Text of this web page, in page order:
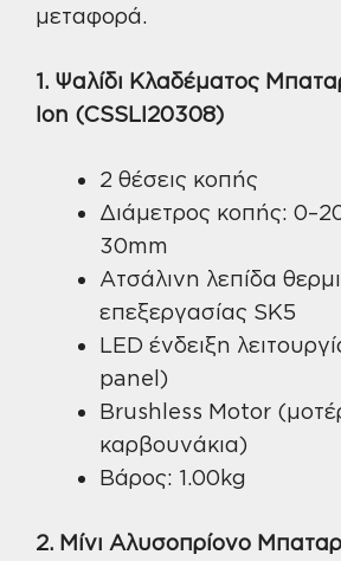
μεταφορά.
1. Ψαλίδι Κλαδέματος
Ion (CSSLI20308)
2 θέσεις κοπής
Διάμετρος κοπής:
30mm
Ατσάλινη λεπίδα
επεξεργασίας SK5
LED ένδειξη
panel)
Brushless Motor
καρβουνάκια)
Βάρος: 1.00kg
2. Μίνι Αλυσοπρίονο